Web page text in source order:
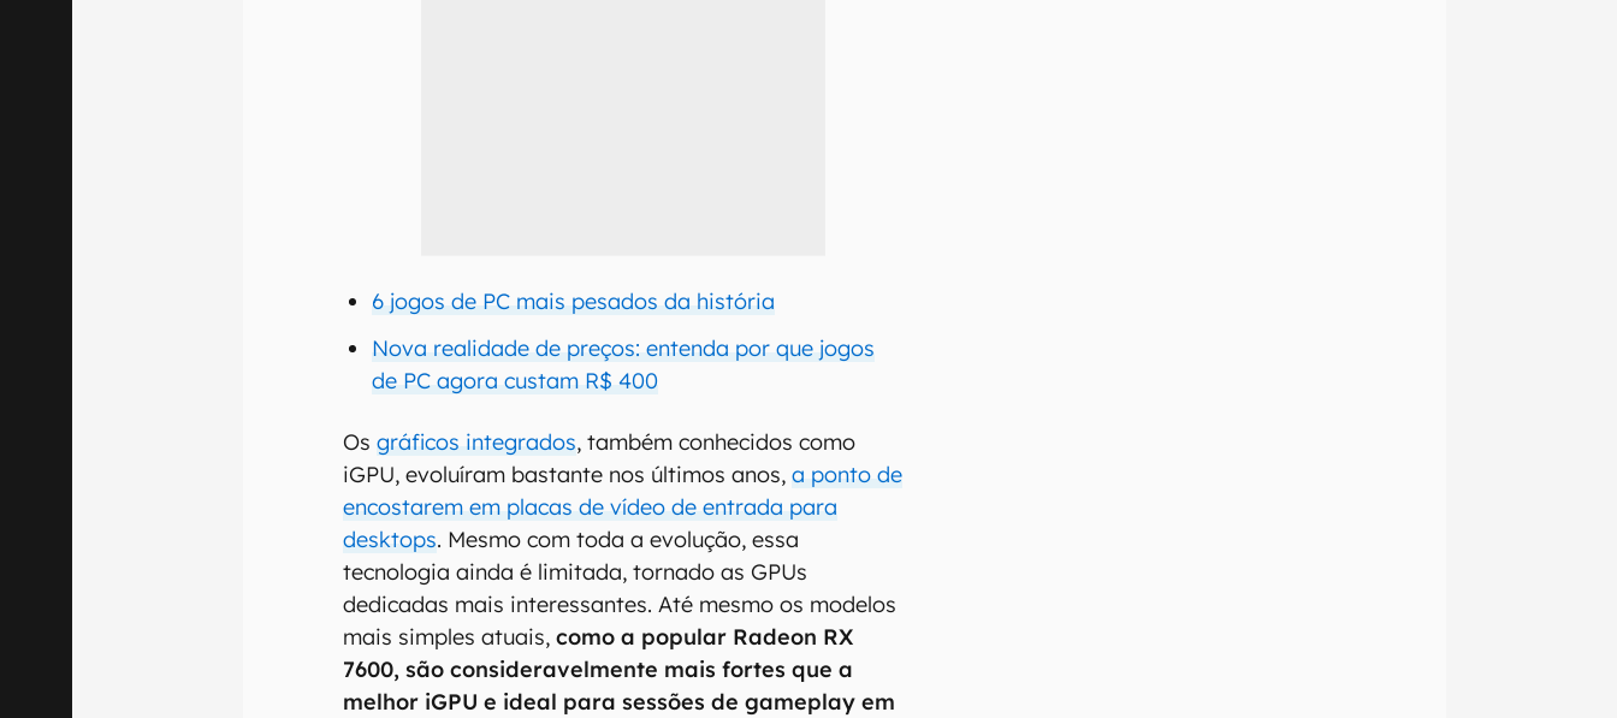
6 jogos de PC mais pesados da história
Nova realidade de preços: entenda por que jogos
de PC agora custam R$ 400
Osgráficos integrados, também conhecidos como
iGPU, evoluíram bastante nos últimos anos,a ponto de
encostarem em placas de vídeo de entrada para
desktops. Mesmo com toda a evolução, essa
tecnologia ainda é limitada, tornado as GPUs
dedicadas mais interessantes. Até mesmo os modelos
mais simples atuais,como a popular Radeon RX
7600, são consideravelmente mais fortes que a
melhor iGPU e ideal para sessões de gameplay em